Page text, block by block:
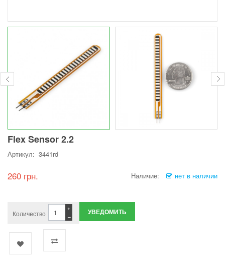
Flex Sensor 2.2
Артикул: 3441rd
260 грн. Наличие: нет в наличии
Количество −
+ УВЕДОМИТЬ